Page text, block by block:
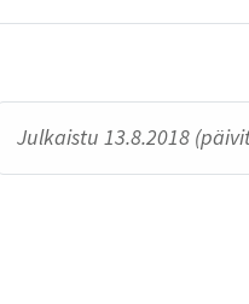
Julkaistu 13.8.2018